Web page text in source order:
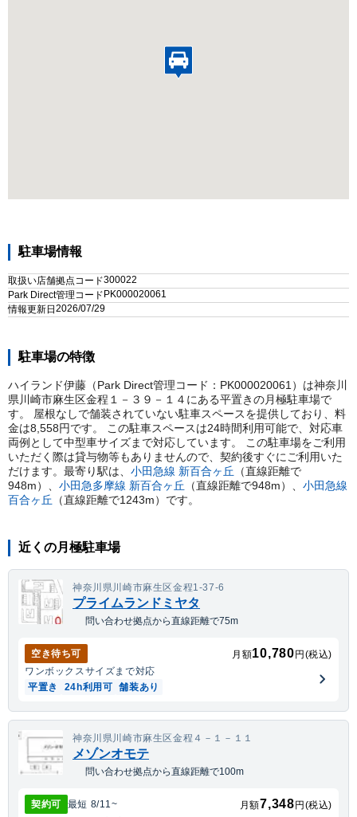
駐車場情報
取扱い店舗拠点コード300022
Park Direct管理コード PK000020061
情報更新日 2026/07/29
駐車場の特徴
ハイランド伊藤（Park Direct管理コード：PK000020061）は神奈川
県川崎市麻生区金程１－３９－１４にある平置きの月極駐車場で
す。 屋根なしで舗装されていない駐車スペースを提供しており、料
金は8,558円です。 この駐車スペースは24時間利用可能で、対応車
両例として中型車サイズまで対応しています。 この駐車場をご利用
いただく際は貸与物等もありませんので、契約後すぐにご利用いた
だけます。 最寄り駅は、 小田急線 新百合ヶ丘 （直線距離で
948m） 小田急多摩線 新百合ヶ丘 （直線距離で948m）
小田急線
百合ヶ丘 （直線距離で1243m） です。
近くの月極駐車場
神奈川県川崎市麻生区金程1-37-6
プライムランドミヤタ
問い合わせ拠点から直線距離で75m
空き待ち可 月額10,780 円(税込)
ワンボックスサイズまで対応
平置き
24h利用可 舗装あり
神奈川県川崎市麻生区金程４－１－１１
メゾンオモテ
問い合わせ拠点から直線距離で100m
契約可 最短 8/11~ 月額7,348 円(税込)